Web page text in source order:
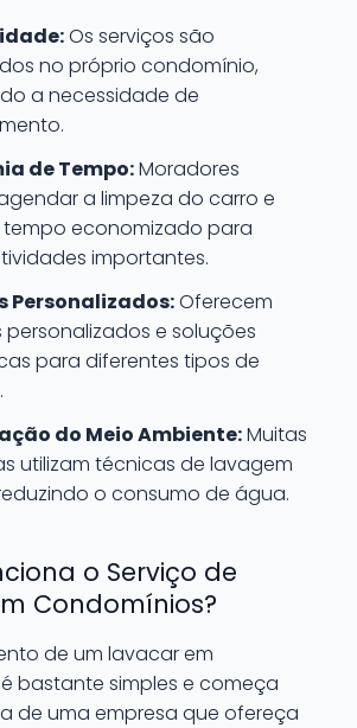
Os serviços são
no próprio condomínio,
a necessidade de
de Tempo:Moradores
a limpeza do carro e
tempo economizado para
importantes.
Personalizados:Oferecem
e soluções
para diferentes tipos de
do Meio Ambiente:Muitas
utilizam técnicas de lavagem
o consumo de água.
o Serviço de
Condomínios?
de um lavacar em
bastante simples e começa
de uma empresa que ofereça